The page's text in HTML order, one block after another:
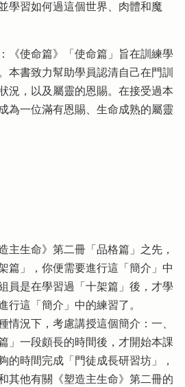
學習如何過這個世界、肉體和魔
《使命篇》「使命篇」旨在訓練學
本書致力幫助學員認清自己在門訓
況，以及屬靈的恩賜。在接受過本
為一位滿有恩賜、生命成熟的屬靈
主生命》第二冊「品格篇」之先，
篇」，你便需要進行這「簡介」中
員是在學習過「十架篇」後，才學
行這「簡介」中的練習了。
情況下，考慮講授這個簡介：一、
」一段頗長的時間後，才開始本課
的時間完成「門徒成長研習坊」，
其他有關《塑造主生命》第二冊的